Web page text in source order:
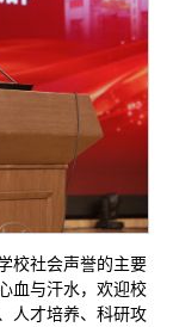
校社会声誉的主要
血与汗水，欢迎校
人才培养、科研攻